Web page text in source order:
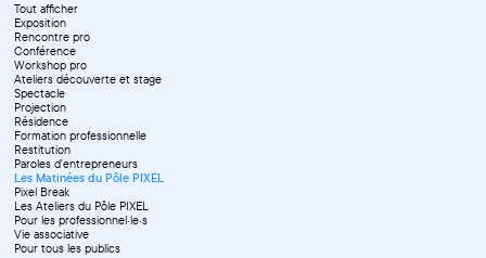
Tout afficher
Exposition
Rencontre pro
Conférence
Workshop pro
Ateliers découverte et stage
Spectacle
Projection
Résidence
Formation professionnelle
Restitution
Paroles d'entrepreneurs
Les Matinées du Pôle PIXEL
Pixel Break
Les Ateliers du Pôle PIXEL
Pour les professionnel·le·s
Vie associative
Pour tous les publics